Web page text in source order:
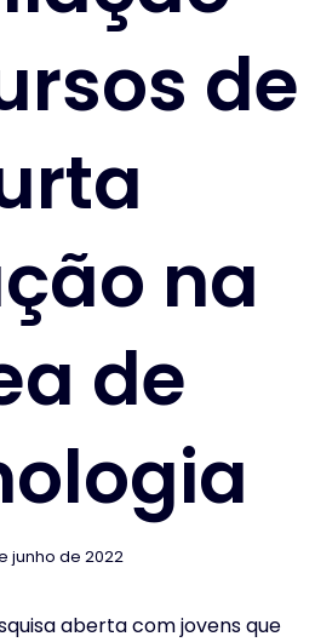
de
na
de
junho de 2022
aberta com jovens que